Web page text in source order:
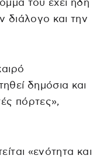
του έχει ήδη
διάλογο και την
δημόσια και
πόρτες»,
«ενότητα και